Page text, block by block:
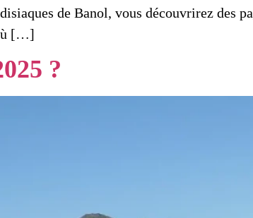
de Banol, vous découvrirez des
[…]
?